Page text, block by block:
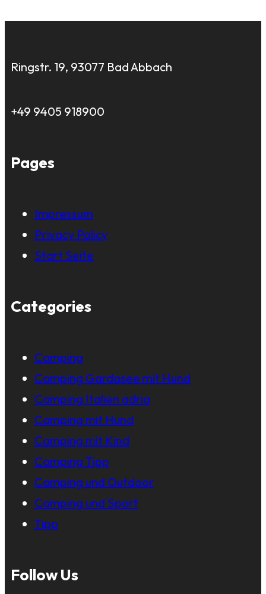
Ringstr. 19, 93077 Bad Abbach
+49 9405 918900
Pages
Impressum
Privacy Policy
Start Seite
Categories
Camping
Camping Gardasee mit Hund
Camping Italien adria
Camping mit Hund
Camping mit Kind
Camping Tipp
Camping und Outdoor
Camping und Sport
Tipp
Follow Us